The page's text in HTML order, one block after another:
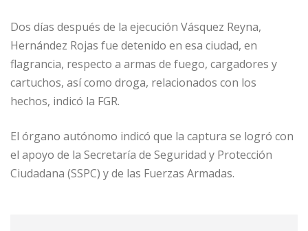
Dos días después de la ejecución Vásquez Reyna,
Hernández Rojas fue detenido en esa ciudad, en
flagrancia, respecto a armas de fuego, cargadores y
cartuchos, así como droga, relacionados con los
hechos, indicó la FGR.
El órgano autónomo indicó que la captura se logró con
el apoyo de la Secretaría de Seguridad y Protección
Ciudadana (SSPC) y de las Fuerzas Armadas.